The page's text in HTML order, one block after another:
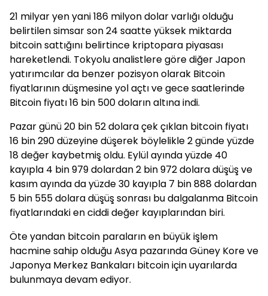
21 milyar yen yani 186 milyon dolar varlığı olduğu
belirtilen simsar son 24 saatte yüksek miktarda
bitcoin sattığını belirtince kriptopara piyasası
hareketlendi. Tokyolu analistlere göre diğer Japon
yatırımcılar da benzer pozisyon olarak Bitcoin
fiyatlarının düşmesine yol açtı ve gece saatlerinde
Bitcoin fiyatı 16 bin 500 doların altına indi.
Pazar günü 20 bin 52 dolara çek çıklan bitcoin fiyatı
16 bin 290 düzeyine düşerek böylelikle 2 günde yüzde
18 değer kaybetmiş oldu. Eylül ayında yüzde 40
kayıpla 4 bin 979 dolardan 2 bin 972 dolara düşüş ve
kasım ayında da yüzde 30 kayıpla 7 bin 888 dolardan
5 bin 555 dolara düşüş sonrası bu dalgalanma Bitcoin
fiyatlarındaki en ciddi değer kayıplarından biri.
Öte yandan bitcoin paraların en büyük işlem
hacmine sahip olduğu Asya pazarında Güney Kore ve
Japonya Merkez Bankaları bitcoin için uyarılarda
bulunmaya devam ediyor.